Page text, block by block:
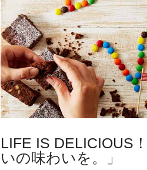
LIFE IS DELICIOUS
いの味わいを。」